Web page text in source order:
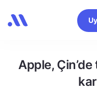
Apple, Çin’de